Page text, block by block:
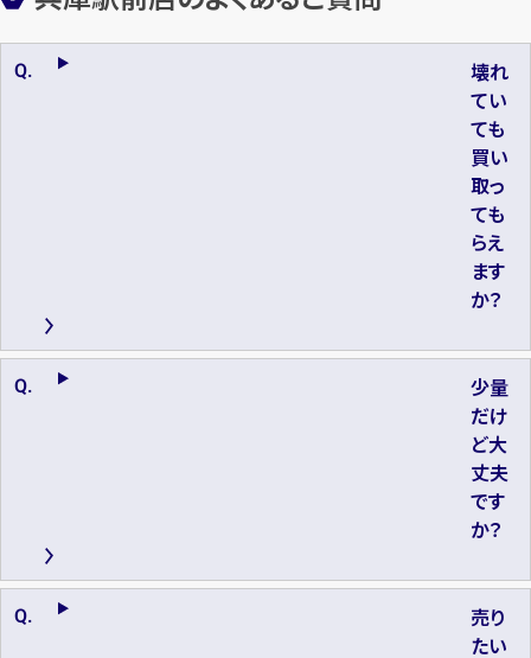
壊れ
てい
ても
買い
取っ
ても
らえ
ます
か？
少量
だけ
ど大
丈夫
です
か？
売り
たい